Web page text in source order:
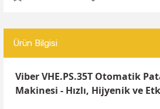
Ürün Bilgisi
Viber VHE.PS.35T Otomatik
Makinesi - Hızlı, Hijyenik ve